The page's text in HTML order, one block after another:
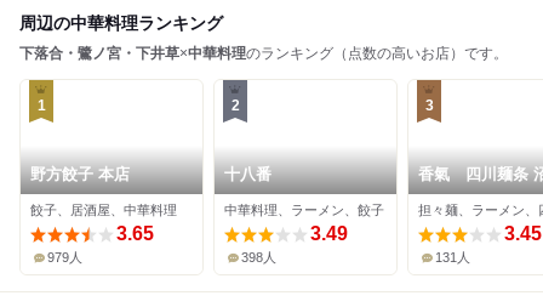
周辺の中華料理ランキング
下落合・鷺ノ宮・下井草×中華料理のランキング（点数の高いお店）です。
1
野方餃子 本店
餃子、居酒屋、中華料理
3.65
979人
2
十八番
中華料理、ラーメン、餃子
3.49
398人
3
香氣 四川麺条
店
3.45
131人